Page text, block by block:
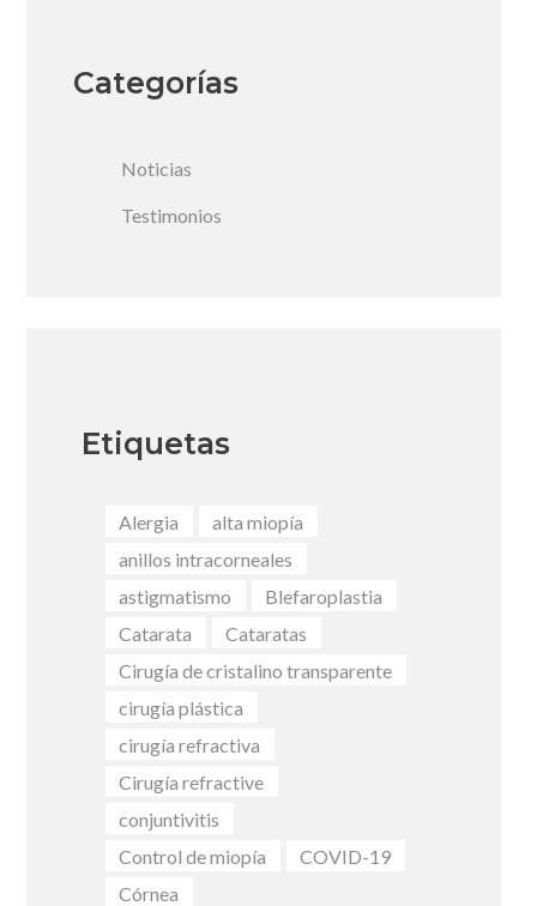
Categorías
Noticias
Testimonios
Etiquetas
Alergia
alta miopía
anillos intracorneales
astigmatismo
Blefaroplastia
Catarata
Cataratas
Cirugía de cristalino transparente
cirugía plástica
cirugía refractiva
Cirugía refractive
conjuntivitis
Control de miopía
COVID-19
Córnea